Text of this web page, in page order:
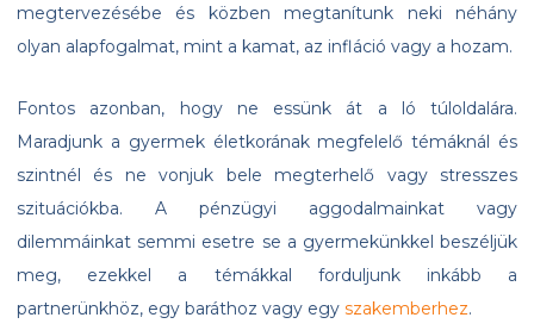
megtervezésébe és közben megtanítunk neki néhány
olyan alapfogalmat, mint a kamat, az infláció vagy a hozam.
Fontos azonban, hogy ne essünk át a ló túloldalára.
Maradjunk a gyermek életkorának megfelelő témáknál és
szintnél és ne vonjuk bele megterhelő vagy stresszes
szituációkba. A pénzügyi aggodalmainkat vagy
dilemmáinkat semmi esetre se a gyermekünkkel beszéljük
meg, ezekkel a témákkal forduljunk inkább a
partnerünkhöz, egy baráthoz vagy egy szakemberhez.